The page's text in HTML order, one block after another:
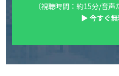
（視聴時間：約15分/音声
▶ 今すぐ